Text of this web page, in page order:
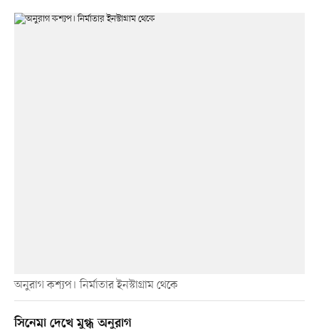
অনুরাগ কশ্যপ। নির্মাতার ইনস্টাগ্রাম থেকে
সিনেমা দেখে মুগ্ধ অনুরাগ